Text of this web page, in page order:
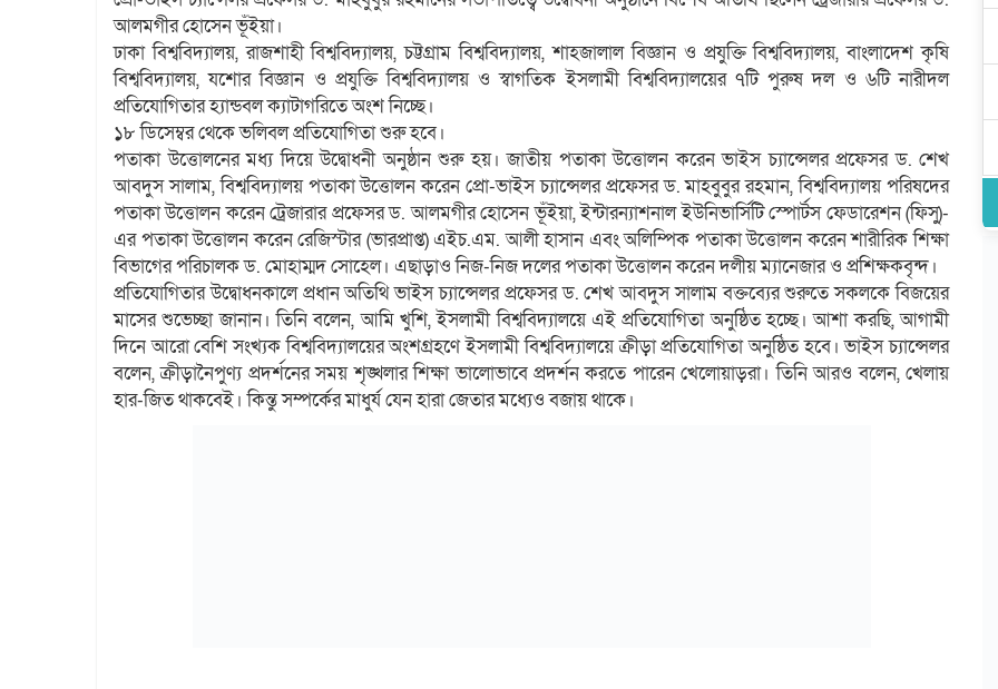
আলমগীর হোসেন ভূঁইয়া।
ঢাকা বিশ্ববিদ্যালয়, রাজশাহী বিশ্ববিদ্যালয়, চট্টগ্রাম বিশ্ববিদ্যালয়, শাহজালাল বিজ্ঞান ও প্রযুক্তি বিশ্ববিদ্যালয়, বাংলাদেশ কৃষি
বিশ্ববিদ্যালয়, যশোর বিজ্ঞান ও প্রযুক্তি বিশ্ববিদ্যালয় ও স্বাগতিক ইসলামী বিশ্ববিদ্যালয়ের ৭টি পুরুষ দল ও ৬টি নারীদল
প্রতিযোগিতার হ্যান্ডবল ক্যাটাগরিতে অংশ নিচ্ছে।
১৮ ডিসেম্বর থেকে ভলিবল প্রতিযোগিতা শুরু হবে।
পতাকা উত্তোলনের মধ্য দিয়ে উদ্বোধনী অনুষ্ঠান শুরু হয়। জাতীয় পতাকা উত্তোলন করেন ভাইস চ্যান্সেলর প্রফেসর ড. শেখ
আবদুস সালাম, বিশ্ববিদ্যালয় পতাকা উত্তোলন করেন প্রো-ভাইস চ্যান্সেলর প্রফেসর ড. মাহবুবুর রহমান, বিশ্ববিদ্যালয় পরিষদের
পতাকা উত্তোলন করেন ট্রেজারার প্রফেসর ড. আলমগীর হোসেন ভূঁইয়া, ইন্টারন্যাশনাল ইউনিভার্সিটি স্পোর্টস ফেডারেশন (ফিসু)-
এর পতাকা উত্তোলন করেন রেজিস্টার (ভারপ্রাপ্ত) এইচ.এম. আলী হাসান এবং অলিম্পিক পতাকা উত্তোলন করেন শারীরিক শিক্ষা
বিভাগের পরিচালক ড. মোহাম্মদ সোহেল। এছাড়াও নিজ-নিজ দলের পতাকা উত্তোলন করেন দলীয় ম্যানেজার ও প্রশিক্ষকবৃন্দ।
প্রতিযোগিতার উদ্বোধনকালে প্রধান অতিথি ভাইস চ্যান্সেলর প্রফেসর ড. শেখ আবদুস সালাম বক্তব্যের শুরুতে সকলকে বিজয়ের
মাসের শুভেচ্ছা জানান। তিনি বলেন, আমি খুশি, ইসলামী বিশ্ববিদ্যালয়ে এই প্রতিযোগিতা অনুষ্ঠিত হচ্ছে। আশা করছি, আগামী
দিনে আরো বেশি সংখ্যক বিশ্ববিদ্যালয়ের অংশগ্রহণে ইসলামী বিশ্ববিদ্যালয়ে ক্রীড়া প্রতিযোগিতা অনুষ্ঠিত হবে। ভাইস চ্যান্সেলর
বলেন, ক্রীড়ানৈপুণ্য প্রদর্শনের সময় শৃঙ্খলার শিক্ষা ভালোভাবে প্রদর্শন করতে পারেন খেলোয়াড়রা। তিনি আরও বলেন, খেলায়
হার-জিত থাকবেই। কিন্তু সম্পর্কের মাধুর্য যেন হারা জেতার মধ্যেও বজায় থাকে।